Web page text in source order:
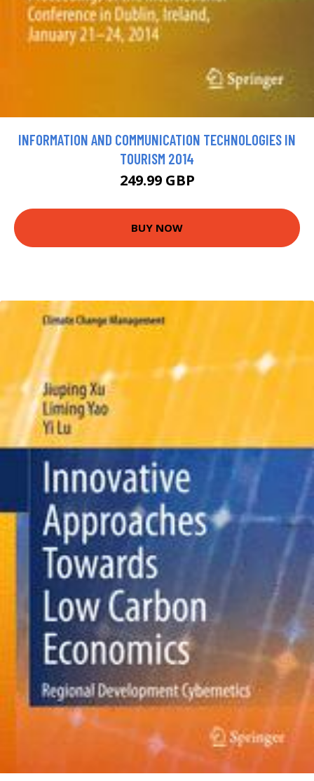
INFORMATION AND COMMUNICATION TECHNOLOGIES IN
TOURISM 2014
249.99 GBP
BUY NOW